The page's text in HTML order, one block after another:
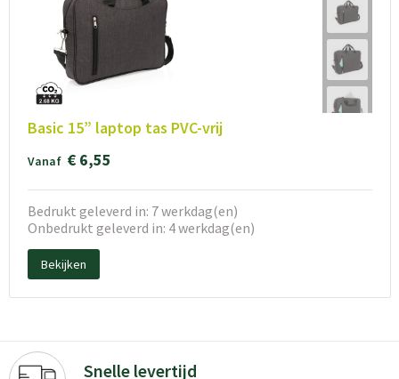
Basic 15” laptop tas PVC-vrij
Vanaf € 6,55
Bedrukt geleverd in: 7 werkdag(en)
Onbedrukt geleverd in: 4 werkdag(en)
Bekijken
Snelle levertijd